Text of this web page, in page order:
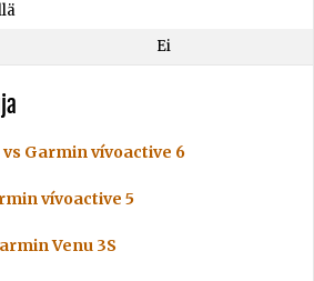
Ei
Garmin vívoactive 6
vívoactive 5
Venu 3S